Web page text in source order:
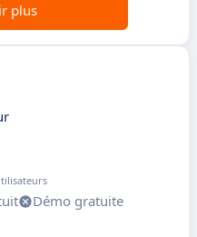
plus
Démo gratuite